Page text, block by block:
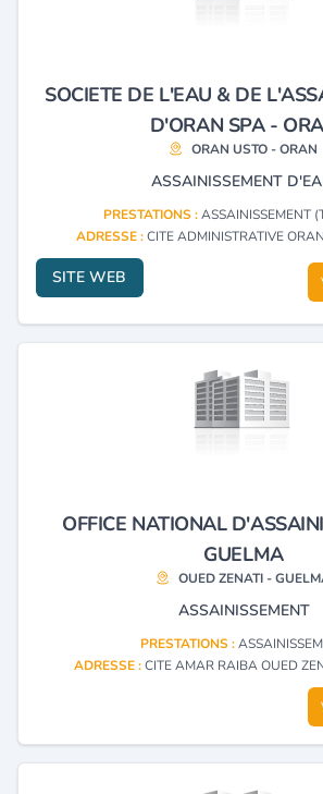
SOCIETE DE L'EAU & DE
D'ORAN SPA -
ORAN USTO - ORAN
ASSAINISSEMENT
PRESTATIONS :ASSAINISSEMENT
ADRESSE :CITE ADMINISTRATIVE
SITE WEB
OFFICE NATIONAL
GUELMA
OUED ZENATI -
ASSAINISSEMENT
PRESTATIONS :
ADRESSE :CITE AMAR RAIBA OUED